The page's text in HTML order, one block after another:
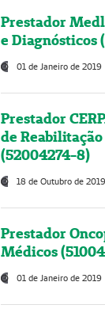
Prestador
e Diagnósticos
01 de Janeiro de 2019
Prestador
de
(52004274-8)
18 de Outubro de 2019
Prestador
Médicos
01 de Janeiro de 2019